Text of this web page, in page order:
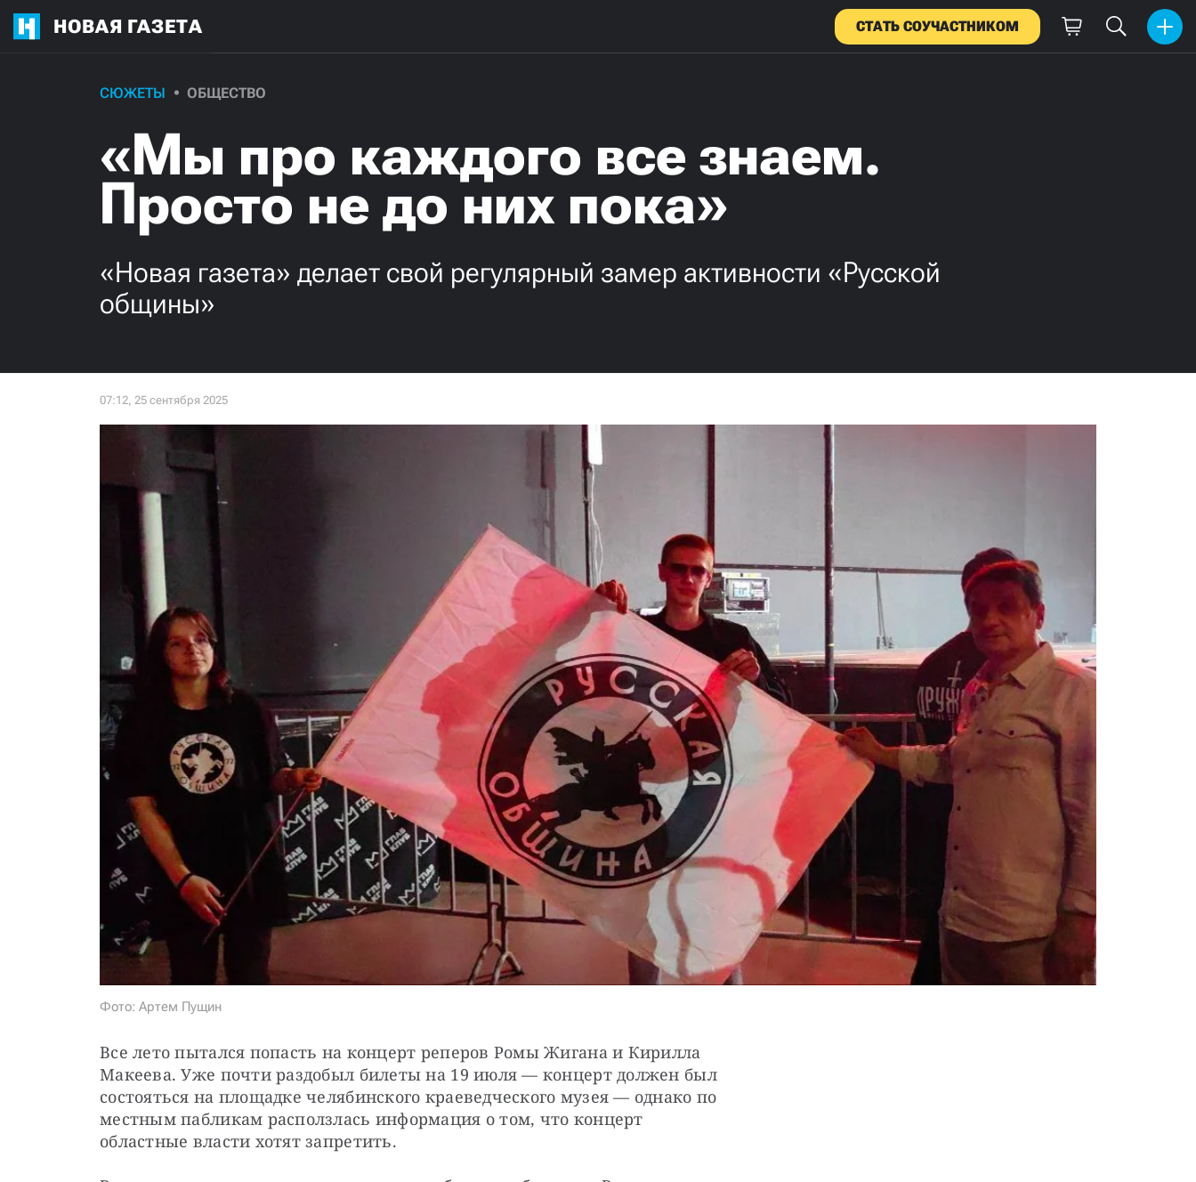
НОВАЯ ГАЗЕТА СТАТЬ СОУЧАСТНИКОМ
СЮЖЕТЫ ОБЩЕСТВО
«Мы про каждого все знаем.
Просто не до них пока»
«Новая газета» делает свой регулярный замер активности «Русской
общины»
Фото: Артем Пущин
Все лето пытался попасть на концерт реперов Ромы Жигана и Кирилла
Макеева. Уже почти раздобыл билеты на 19 июля — концерт должен был
состояться на площадке челябинского краеведческого музея — однако по
местным пабликам расползлась информация о том, что концерт
областные власти хотят запретить.